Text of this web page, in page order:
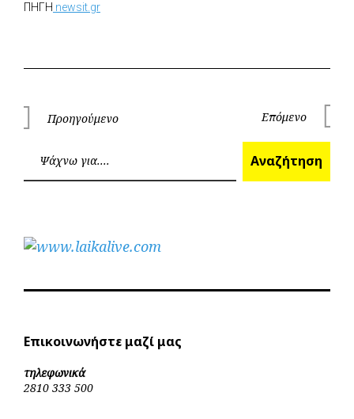
ΠΗΓΗ newsit.gr
Πλοήγηση
άρθρων
Προηγούμενο Επόμενο
Αναζήτηση
Επικοινωνήστε μαζί μας
τηλεφωνικά
2810 333 500